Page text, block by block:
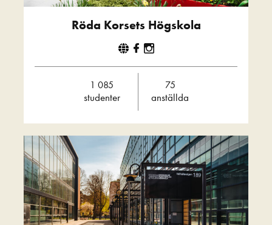
Röda Korsets Högskola
1 085
studenter
75
anställda